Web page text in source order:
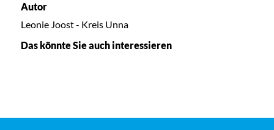
Autor
Leonie Joost - Kreis Unna
Das könnte Sie auch interessieren